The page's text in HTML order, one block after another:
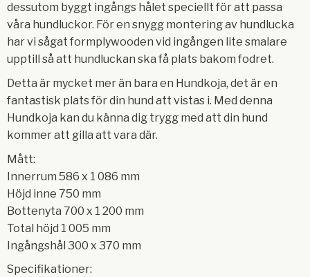
dessutom byggt ingångs hålet speciellt för att passa
våra hundluckor. För en snygg montering av hundlucka
har vi sågat formplywooden vid ingången lite smalare
upptill så att hundluckan ska få plats bakom fodret.
Detta är mycket mer än bara en Hundkoja, det är en
fantastisk plats för din hund att vistas i. Med denna
Hundkoja kan du känna dig trygg med att din hund
kommer att gilla att vara där.
Mått:
Innerrum 586 x 1 086 mm
Höjd inne 750 mm
Bottenyta 700 x 1 200 mm
Total höjd 1 005 mm
Ingångshål 300 x 370 mm
Specifikationer: